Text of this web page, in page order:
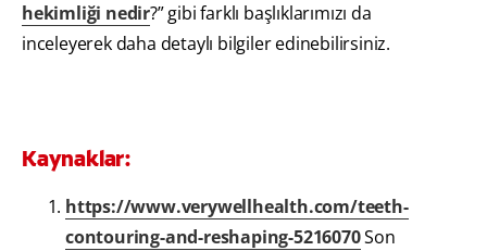
hekimliği nedir?” gibi farklı başlıklarımızı da
inceleyerek daha detaylı bilgiler edinebilirsiniz.
Kaynaklar:
https://www.verywellhealth.com/teeth-
contouring-and-reshaping-5216070Son